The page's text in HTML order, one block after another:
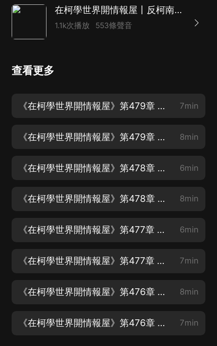
在柯學世界開情報屋丨反柯南，腹黑文，幕后黑手流
1.1k次播放 553條聲音
查看更多
《在柯學世界開情報屋》第479章 歡迎回家(下)（歡迎到主頁收聽更多精彩故事）（完） 7min
《在柯學世界開情報屋》第479章 歡迎回家(上）(反柯南，腹黑文，歡迎訂閱專輯) 8min
《在柯學世界開情報屋》第478章 某城市的黑深物語（六）(下）(反柯南，腹黑文) 6min
《在柯學世界開情報屋》第478章 某城市的黑深物語（六）(上）(反柯南，腹黑文) 8min
《在柯學世界開情報屋》第477章 某城市的黑深物語（五）(下） 6min
《在柯學世界開情報屋》第477章 某城市的黑深物語（五）(上) 7min
《在柯學世界開情報屋》第476章 某城市的黑深物語（四）(下）(反柯南，腹黑文) 8min
《在柯學世界開情報屋》第476章 某城市的黑深物語（四）(上）(反柯南，腹黑文) 7min